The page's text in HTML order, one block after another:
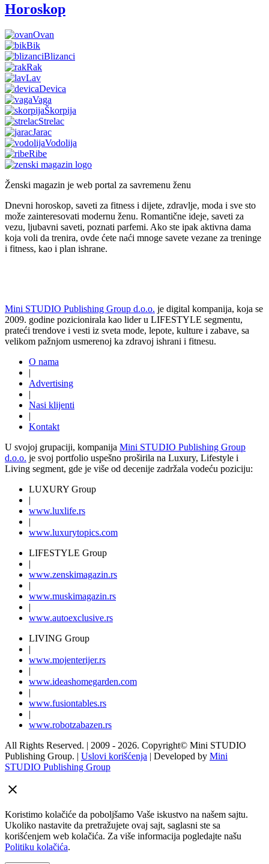
Horoskop
Ovan
Bik
Blizanci
Rak
Lav
Devica
Vaga
Škorpija
Strelac
Jarac
Vodolija
Ribe
Ženski magazin je web portal za savremenu ženu
Dnevni horoskop, saveti za fitness i dijete, zdravlje, moda i sve sto
može zainteresovati modernu ženu. Romantične ideje, saveti za
vezu, ljubavni saveti, poznati parfemi. Ako ste ipak aktivna dama
koja voli da trenira, ovde ćete naći mnoge savete vezane za treninge
i fitness, kao i plan ishrane.
Mini STUDIO Publishing Group d.o.o. je digital kompanija, koja se
2009. godine pozicionirala kao lider u LIFESTYLE segmentu,
prateći trendove i vesti iz sveta mode, lepote, kulture i zabave, sa
velikom pažnjom usmerenoj ka zdravoj ishrani i fitnesu.
O nama
|
Advertising
|
Nasi klijenti
|
Kontakt
U svojoj grupaciji, kompanija Mini STUDIO Publishing Group
d.o.o. je svoj portfolio uspešno proširila na Luxury, Lifestyle i
Living segment, gde je više od decenije zadržala vodeću poziciju:
LUXURY Group
|
www.luxlife.rs
|
www.luxurytopics.com
LIFESTYLE Group
|
www.zenskimagazin.rs
|
www.muskimagazin.rs
|
www.autoexclusive.rs
LIVING Group
|
www.mojenterijer.rs
|
www.ideashomegarden.com
|
www.fusiontables.rs
|
www.robotzabazen.rs
All Rights Reserved. | 2009 - 2026. Copyright© Mini STUDIO
Publishing Group. | Uslovi korišćenja | Developed by Mini
STUDIO Publishing Group
Koristimo kolačiće da poboljšamo Vaše iskustvo na našem sajtu.
Ukoliko nastavite da pretražujete ovaj sajt, saglasni ste sa
korišćenjem web kolačića. Za više informacija pogledajte našu
Politiku kolačića.